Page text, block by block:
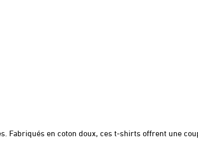
Fabriqués en coton doux, ces t-shirts offrent une